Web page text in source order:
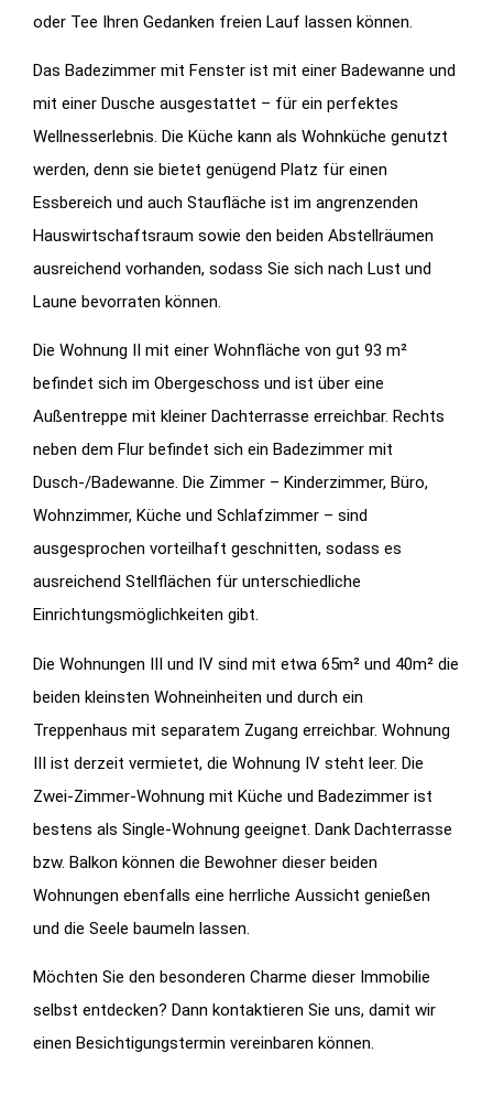
oder Tee Ihren Gedanken freien Lauf lassen können.
Das Badezimmer mit Fenster ist mit einer Badewanne und
mit einer Dusche ausgestattet – für ein perfektes
Wellnesserlebnis. Die Küche kann als Wohnküche genutzt
werden, denn sie bietet genügend Platz für einen
Essbereich und auch Staufläche ist im angrenzenden
Hauswirtschaftsraum sowie den beiden Abstellräumen
ausreichend vorhanden, sodass Sie sich nach Lust und
Laune bevorraten können.
Die Wohnung II mit einer Wohnfläche von gut 93 m²
befindet sich im Obergeschoss und ist über eine
Außentreppe mit kleiner Dachterrasse erreichbar. Rechts
neben dem Flur befindet sich ein Badezimmer mit
Dusch-/Badewanne. Die Zimmer – Kinderzimmer, Büro,
Wohnzimmer, Küche und Schlafzimmer – sind
ausgesprochen vorteilhaft geschnitten, sodass es
ausreichend Stellflächen für unterschiedliche
Einrichtungsmöglichkeiten gibt.
Die Wohnungen III und IV sind mit etwa 65m² und 40m² die
beiden kleinsten Wohneinheiten und durch ein
Treppenhaus mit separatem Zugang erreichbar. Wohnung
III ist derzeit vermietet, die Wohnung IV steht leer. Die
Zwei-Zimmer-Wohnung mit Küche und Badezimmer ist
bestens als Single-Wohnung geeignet. Dank Dachterrasse
bzw. Balkon können die Bewohner dieser beiden
Wohnungen ebenfalls eine herrliche Aussicht genießen
und die Seele baumeln lassen.
Möchten Sie den besonderen Charme dieser Immobilie
selbst entdecken? Dann kontaktieren Sie uns, damit wir
einen Besichtigungstermin vereinbaren können.